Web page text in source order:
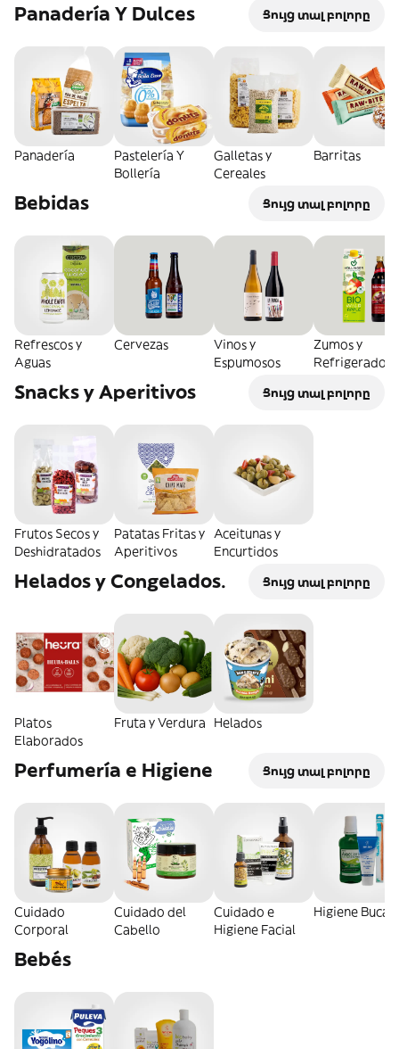
Panadería Y Dulces Ցույց տալ բոլորը
Panadería
Pastelería Y
Bollería
Galletas y
Cereales
Barritas
Bebidas Ցույց տալ բոլորը
Refrescos y
Aguas
Cervezas
Vinos y
Espumosos
Zumos y
Refrigerados
Snacks y Aperitivos Ցույց տալ բոլորը
Frutos Secos y
Deshidratados
Patatas Fritas y
Aperitivos
Aceitunas y
Encurtidos
Helados y Congelados. Ցույց տալ բոլորը
Platos
Elaborados
Fruta y Verdura Helados
Perfumería e Higiene Ցույց տալ բոլորը
Cuidado
Corporal
Cuidado del
Cabello
Cuidado e
Higiene Facial
Higiene Bucal
Bebés